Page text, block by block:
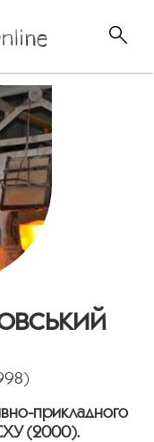
прикладного
(2000).